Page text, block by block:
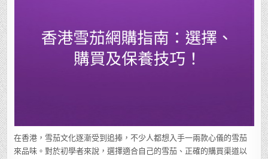
購
買
及
在香港，雪茄文化逐漸受到追捧，不少人都想入手一兩款心儀的雪茄
來品味。對於初學者來說，選擇適合自己的雪茄、正確的購買渠道以